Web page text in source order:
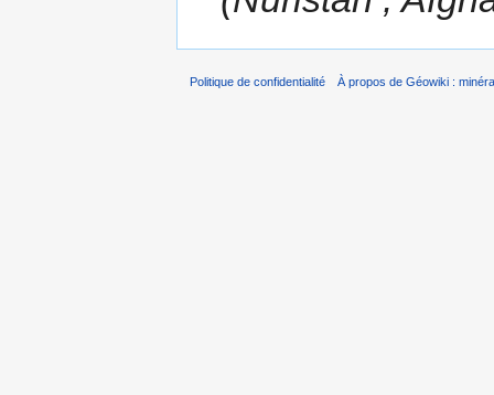
Politique de confidentialité À propos de Géowiki :